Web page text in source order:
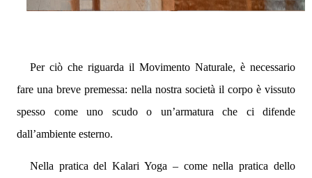
Per ciò che riguarda il Movimento Naturale, è necessario
fare una breve premessa: nella nostra società il corpo è vissuto
spesso come uno scudo o un’armatura che ci difende
dall’ambiente esterno.
Nella pratica del Kalari Yoga – come nella pratica dello